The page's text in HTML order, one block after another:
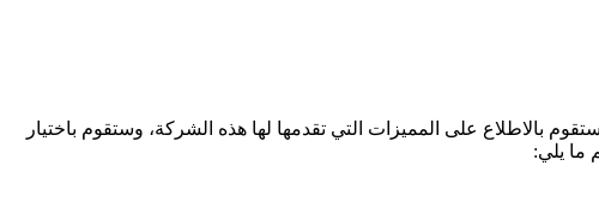
بالاطلاع على المميزات التي تقدمها لها هذه الشركة، وستقوم باختيار
ما يلي: